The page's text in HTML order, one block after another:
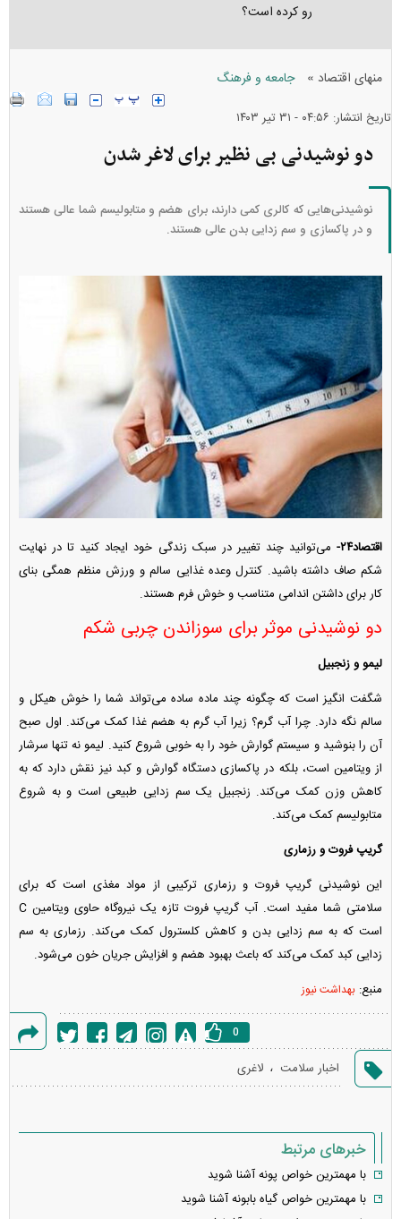
رو کرده است؟
منهای اقتصاد » جامعه و فرهنگ
تاریخ انتشار: ۰۴:۵۶ - ۳۱ تير ۱۴۰۳
دو نوشیدنی بی نظیر برای لاغر شدن
نوشیدنی‌هایی که کالری کمی دارند، برای هضم و متابولیسم شما عالی هستند
و در پاکسازی و سم زدایی بدن عالی هستند.
اقتصاد۲۴-
‌می‌توانید چند تغییر در سبک زندگی خود ایجاد کنید تا در نهایت
شکم صاف داشته باشید. کنترل وعده غذایی سالم و ورزش منظم همگی بنای
کار برای داشتن اندامی متناسب و خوش فرم هستند.
دو نوشیدنی موثر برای سوزاندن چربی شکم
لیمو و زنجبیل
شگفت انگیز است که چگونه چند ماده ساده می‌تواند شما را خوش هیکل و
سالم نگه دارد. چرا آب گرم؟ زیرا آب گرم به هضم غذا کمک می‌کند. اول صبح
آن را بنوشید و سیستم گوارش خود را به خوبی شروع کنید. لیمو نه تنها سرشار
از ویتامین است، بلکه در پاکسازی دستگاه گوارش و کبد نیز نقش دارد که به
کاهش وزن کمک می‌کند. زنجبیل یک سم زدایی طبیعی است و به شروع
متابولیسم کمک می‌کند.
گریپ فروت و رزماری
این نوشیدنی گریپ فروت و رزماری ترکیبی از مواد مغذی است که برای
سلامتی شما مفید است. آب گریپ فروت تازه یک نیروگاه حاوی ویتامین C
است که به سم زدایی بدن و کاهش کلسترول کمک می‌کند. رزماری به سم
زدایی کبد کمک می‌کند که باعث بهبود هضم و افزایش جریان خون می‌شود.
منبع: بهداشت نیوز
خطا
0
اخبار سلامت ، لاغری
خبرهای مرتبط
با مهمترین خواص پونه آشنا شوید
با مهمترین خواص گیاه بابونه آشنا شوید